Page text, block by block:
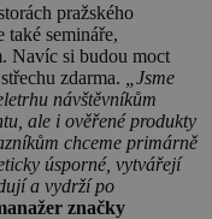
pražského
semináře,
Navíc si budou moct
zdarma.
„Jsme
návštěvníkům
ale i ověřené produkty
chceme primárně
úsporné, vytvářejí
a vydrží po
značky